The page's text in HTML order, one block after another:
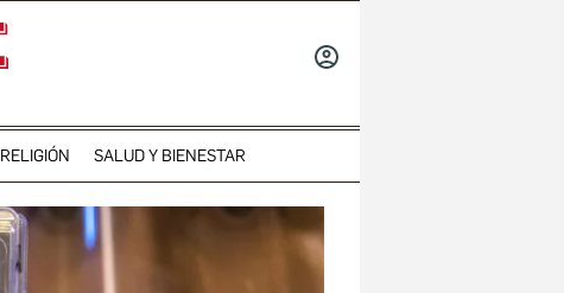
RELIGIÓN SALUD Y BIENESTAR